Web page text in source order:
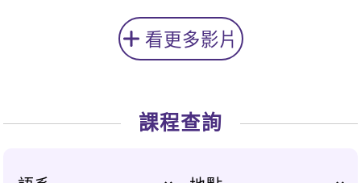
看更多影片
課程查詢